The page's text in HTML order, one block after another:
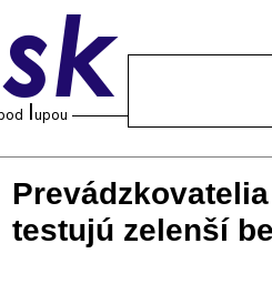
testujú zelenší